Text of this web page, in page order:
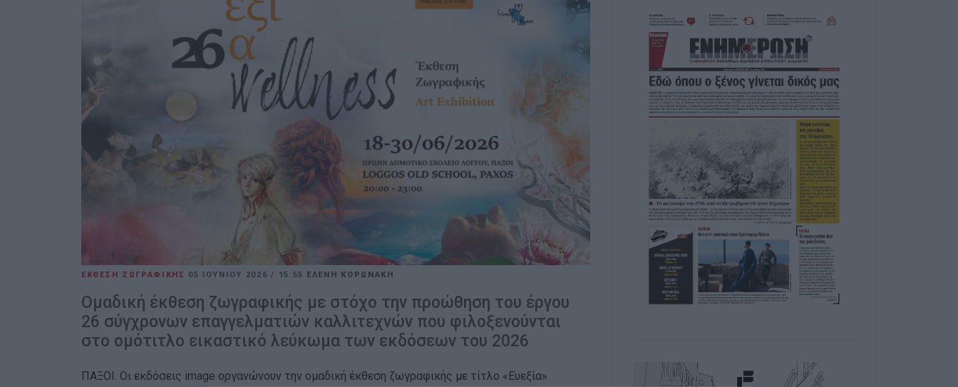
ΕΚΘΕΣΗ ΖΩΓΡΑΦΙΚΗΣ 05 ΙΟΥΝΊΟΥ 2026/ 15:55 ΕΛΕΝΗ ΚΟΡΩΝΑΚΗ
Ομαδική έκθεση ζωγραφικής με στόχο την προώθηση του έργου
26 σύγχρονων επαγγελματιών καλλιτεχνών που φιλοξενούνται
στο ομότιτλο εικαστικό λεύκωμα των εκδόσεων του 2026
ΠΑΞΟΙ. Οι εκδόσεις image οργανώνουν την ομαδική έκθεση ζωγραφικής με τίτλο «Ευεξία»